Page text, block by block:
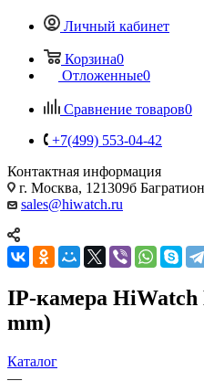
Личный кабинет
Корзина0
Отложенные0
Сравнение товаров0
+7(499) 553-04-42
Контактная информация
г. Москва, 121309б
sales@hiwatch.ru
IP-камера HiWatch
mm)
Каталог
—